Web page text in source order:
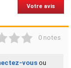
Votre avis
0 notes
vousou